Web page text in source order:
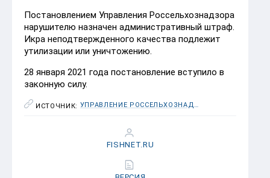
Постановлением Управления Россельхознадзора
нарушителю назначен административный штраф.
Икра неподтвержденного качества подлежит
утилизации или уничтожению.
28 января 2021 года постановление вступило в
законную силу.
ИСТОЧНИК: УПРАВЛЕНИЕ РОССЕЛЬХОЗНАДЗОРА ПО ПРИМОРСКОМУ КРАЮ И САХАЛИНСКОЙ ОБЛАСТИ
FISHNET.RU